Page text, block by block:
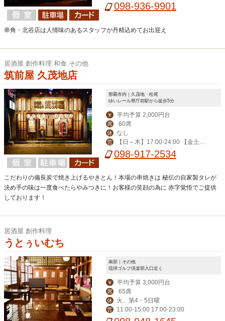
098-936-9901
串角・北谷店は人情味のあるスタッフが丹精込めてお出迎え
居酒屋 創作料理 和食 その他
筑前屋 久茂地店
那覇市内｜久茂地・松尾
ゆいレール県庁前駅から徒歩5分
￥ 平均予算 2,000円台
席 60席
休 なし
営
【日～木】17:00-24:00 【金土祝
前日】-翌3:00 ※2019年2月より営業
098-917-2534
こだわりの備長炭で焼き上げるやきとん！本場の串焼きは 秘伝の自家製タレが
決め手の味は一度食べたらやみつきに！お客様の笑顔の為に 赤字覚悟でご提供
しております！
居酒屋 創作料理
うとぅいむち
南部｜その他
琉球ゴルフ倶楽部入口近く
￥ 平均予算 3,000円台
席 65席
休 火、第4・5日曜
営 11:00-15:00 17:00-23:00